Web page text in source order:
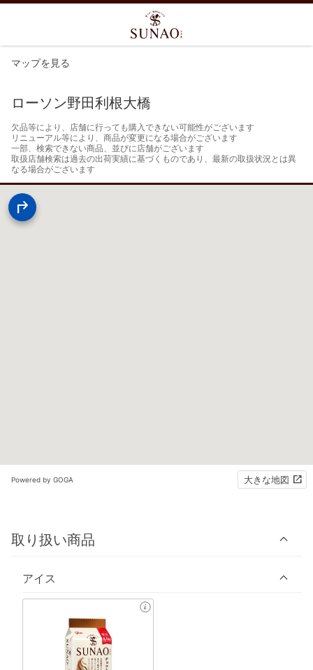
マップを見る
ローソン野田利根大橋
欠品等により、店舗に行っても購入できない可能性がございます
リニューアル等により、商品が変更になる場合がございます
一部、検索できない商品、並びに店舗がございます
取扱店舗検索は過去の出荷実績に基づくものであり、最新の取扱状況とは異
なる場合がございます
Powered by GOGA 大きな地図
取り扱い商品
アイス